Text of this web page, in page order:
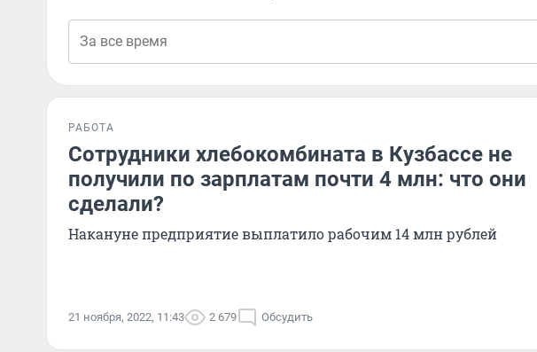
РАБОТА
Сотрудники хлебокомбината в Кузбассе не
получили по зарплатам почти 4 млн: что они
сделали?
Накануне предприятие выплатило рабочим 14 млн рублей
21 ноября, 2022, 11:43 2 679 Обсудить